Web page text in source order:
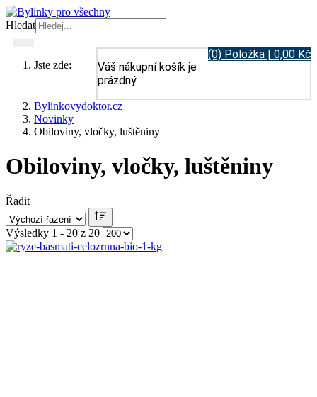
Hledat
(0) Položka | 0,00 Kč
Váš nákupní košík je
prázdný.
Jste zde:
Bylinkovydoktor.cz
Novinky
Obiloviny, vločky, luštěniny
Obiloviny, vločky, luštěniny
Řadit
Výsledky 1 - 20 z 20